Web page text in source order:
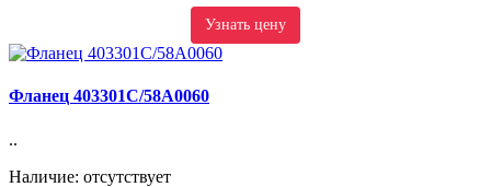
Узнать цену
Фланец 403301C/58A0060
..
Наличие: отсутствует